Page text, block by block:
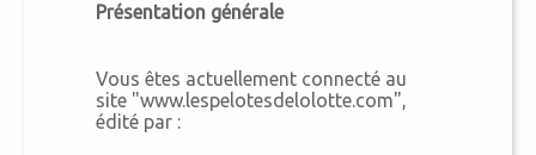
Présentation générale
Vous êtes actuellement connecté au
site "www.lespelotesdelolotte.com",
édité par :